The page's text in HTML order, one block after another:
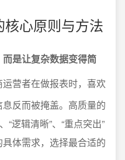
心原则与方法
是让复杂数据变得简
营者在做报表时，喜欢
反而被掩盖。高质量的
“逻辑清晰”、“重点突出”
体需求，选择最合适的